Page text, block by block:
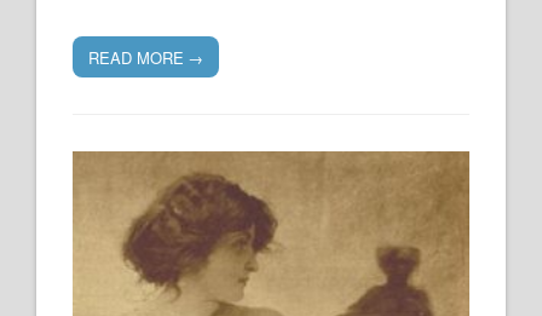
READ MORE →